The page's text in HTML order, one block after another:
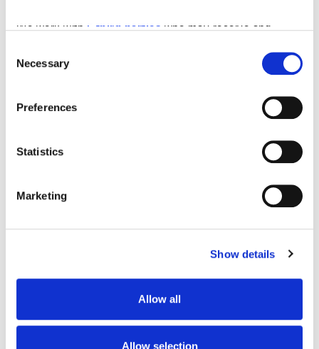
We work with5 third partieswho may receive and
Selection
Necessary
Preferences
Statistics
Marketing
Show details
Allow all
Allow selection
Dolazak autobusom
Dolazak automobilom
Dolazak brodom